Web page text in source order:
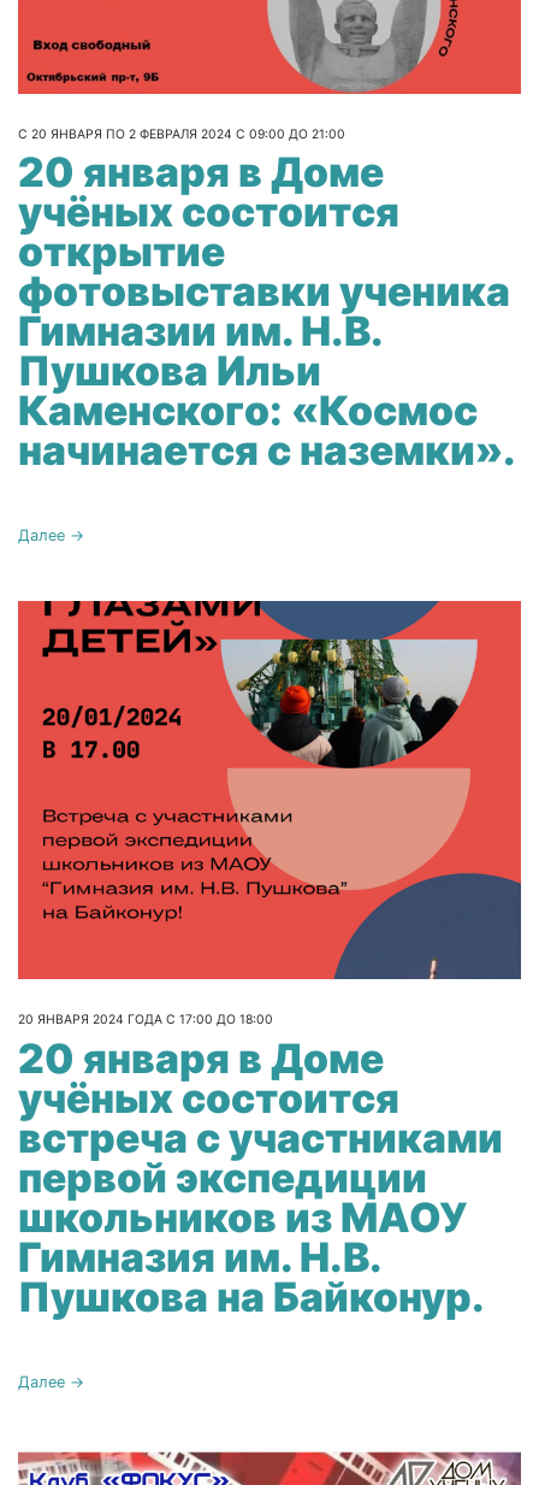
С 20 ЯНВАРЯ ПО 2 ФЕВРАЛЯ 2024 С 09:00 ДО 21:00
20 января в Доме
учёных состоится
открытие
фотовыставки ученика
Гимназии им. Н.В.
Пушкова Ильи
Каменского: «Космос
начинается с наземки».
Далее →
20 ЯНВАРЯ 2024 ГОДА С 17:00 ДО 18:00
20 января в Доме
учёных состоится
встреча с участниками
первой экспедиции
школьников из МАОУ
Гимназия им. Н.В.
Пушкова на Байконур.
Далее →